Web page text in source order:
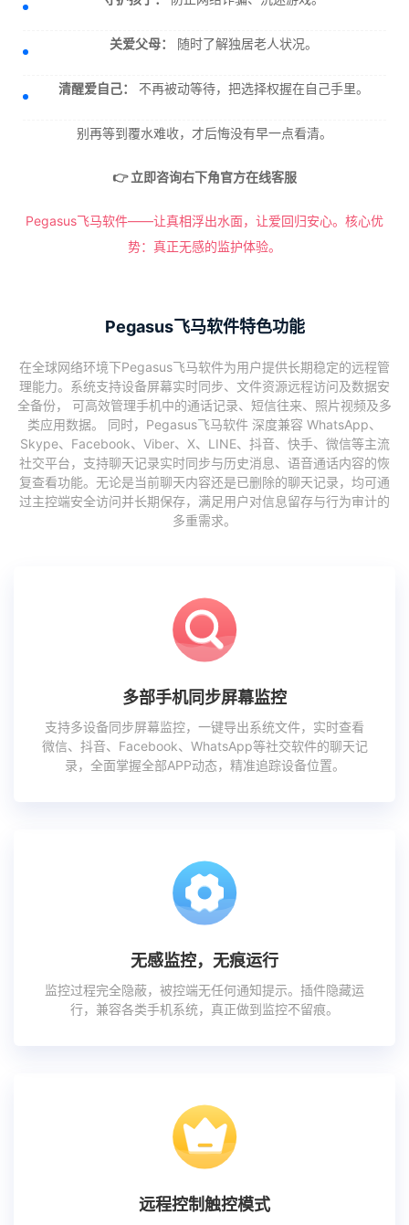
关爱父母： 随时了解独居老人状况。
清醒爱自己： 不再被动等待，把选择权握在自己手里。
别再等到覆水难收，才后悔没有早一点看清。
👉 立即咨询右下角官方在线客服
Pegasus飞马软件——让真相浮出水面，让爱回归安心。核心优
势：真正无感的监护体验。
Pegasus飞马软件特色功能
在全球网络环境下Pegasus飞马软件为用户提供长期稳定的远程管
理能力。系统支持设备屏幕实时同步、文件资源远程访问及数据安
全备份， 可高效管理手机中的通话记录、短信往来、照片视频及多
类应用数据。 同时，Pegasus飞马软件 深度兼容 WhatsApp、
Skype、Facebook、Viber、X、LINE、抖音、快手、微信等主流
社交平台，支持聊天记录实时同步与历史消息、语音通话内容的恢
复查看功能。无论是当前聊天内容还是已删除的聊天记录，均可通
过主控端安全访问并长期保存，满足用户对信息留存与行为审计的
多重需求。
多部手机同步屏幕监控
支持多设备同步屏幕监控，一键导出系统文件，实时查看
微信、抖音、Facebook、WhatsApp等社交软件的聊天记
录，全面掌握全部APP动态，精准追踪设备位置。
无感监控，无痕运行
监控过程完全隐蔽，被控端无任何通知提示。插件隐藏运
行，兼容各类手机系统，真正做到监控不留痕。
远程控制触控模式